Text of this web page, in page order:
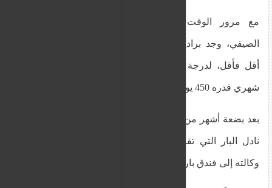
مع مرور الوقت وانتهاء ذروة الموسم السياحي
الصيفي، وجد براديب أن ساعاته المخصصة أصبحت
أقل فأقل، لدرجة أنه اضطر إلى تدبير أموره براتب
شهري قدره 450 يورو خلال أشهر الشتاء.
بعد بضعة أشهر من مطالبة إدارة الفندق بمنحه وظيفة
نادل البار التي تقدم لها، أنهى الفندق عمله، فنقلته
وكالته إلى فندق بارز آخر.